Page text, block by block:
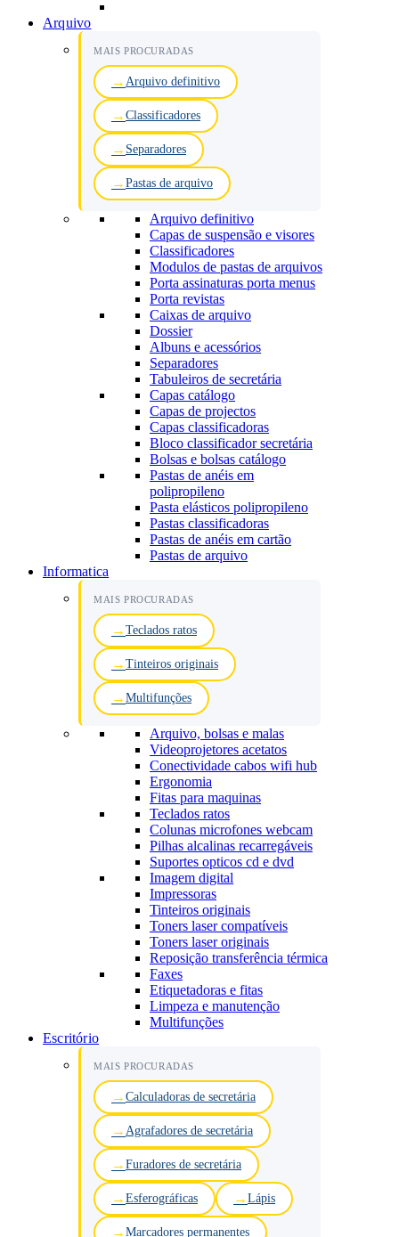
Arquivo
MAIS PROCURADAS
Arquivo definitivo
Classificadores
Separadores
Pastas de arquivo
Arquivo definitivo
Capas de suspensão e visores
Classificadores
Modulos de pastas de arquivos
Porta assinaturas porta menus
Porta revistas
Caixas de arquivo
Dossier
Albuns e acessórios
Separadores
Tabuleiros de secretária
Capas catálogo
Capas de projectos
Capas classificadoras
Bloco classificador secretária
Bolsas e bolsas catálogo
Pastas de anéis em
polipropileno
Pasta elásticos polipropileno
Pastas classificadoras
Pastas de anéis em cartão
Pastas de arquivo
Informatica
MAIS PROCURADAS
Teclados ratos
Tinteiros originais
Multifunções
Arquivo, bolsas e malas
Videoprojetores acetatos
Conectividade cabos wifi hub
Ergonomia
Fitas para maquinas
Teclados ratos
Colunas microfones webcam
Pilhas alcalinas recarregáveis
Suportes opticos cd e dvd
Imagem digital
Impressoras
Tinteiros originais
Toners laser compatíveis
Toners laser originais
Reposição transferência térmica
Faxes
Etiquetadoras e fitas
Limpeza e manutenção
Multifunções
Escritório
MAIS PROCURADAS
Calculadoras de secretária
Agrafadores de secretária
Furadores de secretária
Esferográficas Lápis
Marcadores permanentes